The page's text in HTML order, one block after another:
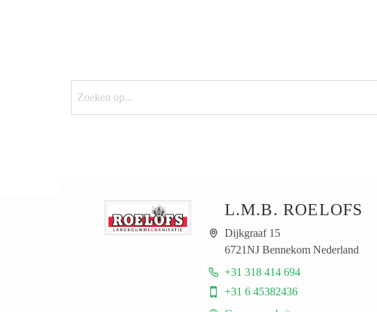
L.M.B. ROELOFS
Dijkgraaf 15
6721NJ Bennekom Nederland
+31 318 414 694
+31 6 45382436